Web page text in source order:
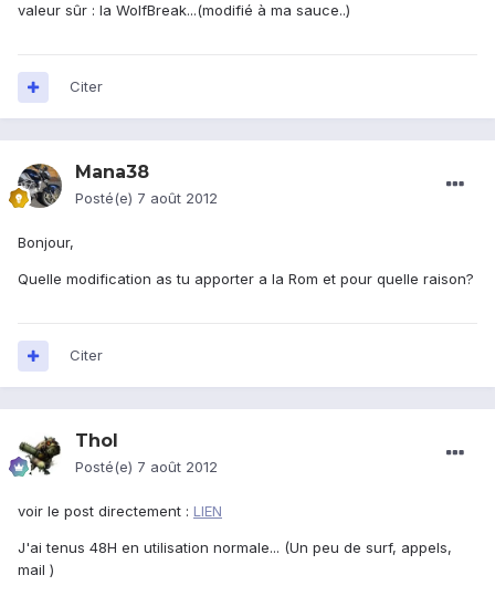
valeur sûr : la WolfBreak...(modifié à ma sauce..)
Citer
Mana38
Posté(e) 7 août 2012
Bonjour,
Quelle modification as tu apporter a la Rom et pour quelle raison?
Citer
Thol
Posté(e) 7 août 2012
voir le post directement : LIEN
J'ai tenus 48H en utilisation normale... (Un peu de surf, appels,
mail )